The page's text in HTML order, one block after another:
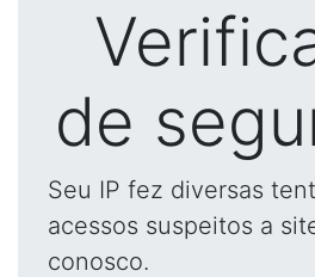
de
Seu IP fez diversas
acessos suspeitos a
conosco.